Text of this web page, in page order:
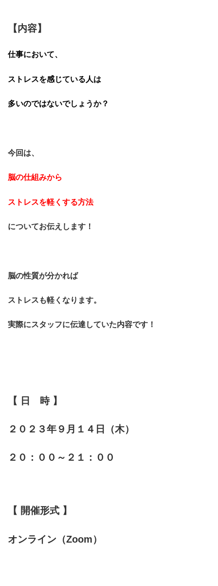
【内容】
仕事において、
ストレスを感じている人は
多いのではないでしょうか？
今回は、
脳の仕組みから
ストレスを軽くする方法
についてお伝えします！
脳の性質が分かれば
ストレスも軽くなります。
実際にスタッフに伝達していた内容です！
【 日 時 】
２０２３年９月１４日（木）
２０：００～２１：００
【 開催形式 】
オンライン（Zoom）